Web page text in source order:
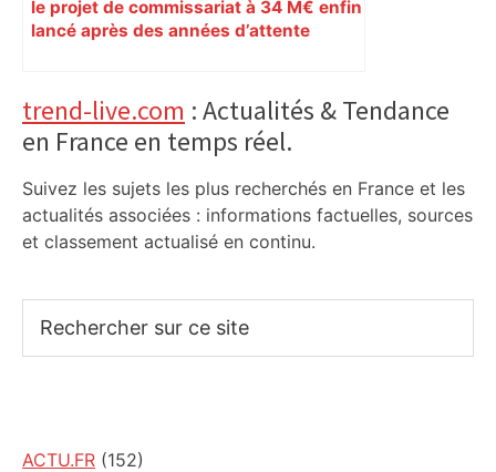
le projet de commissariat à 34 M€ enfin
lancé après des années d’attente
Primary
Sidebar
trend-live.com : Actualités & Tendance
en France en temps réel.
Suivez les sujets les plus recherchés en France et les
actualités associées : informations factuelles, sources
et classement actualisé en continu.
sur
ACTU.FR (152)